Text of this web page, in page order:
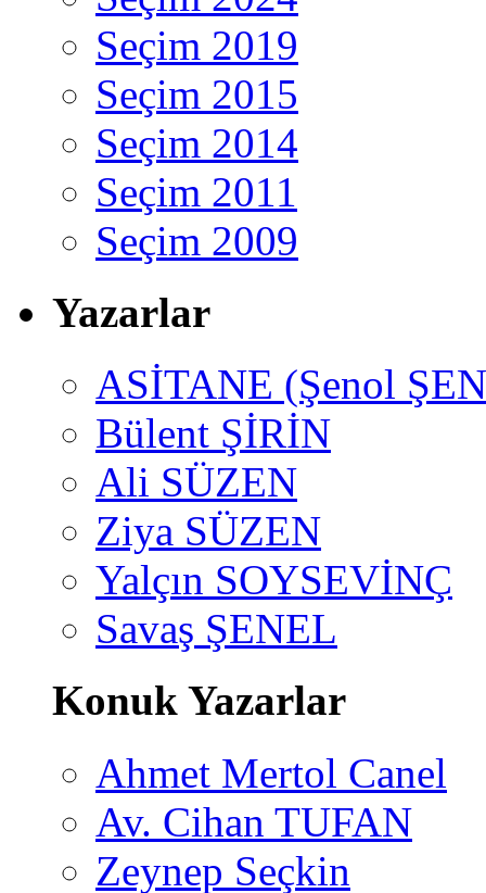
Seçim 2019
Seçim 2015
Seçim 2014
Seçim 2011
Seçim 2009
Yazarlar
ASİTANE (Şenol
Bülent ŞİRİN
Ali SÜZEN
Ziya SÜZEN
Yalçın SOYSEVİNÇ
Savaş ŞENEL
Konuk Yazarlar
Ahmet Mertol Canel
Av. Cihan TUFAN
Zeynep Seçkin